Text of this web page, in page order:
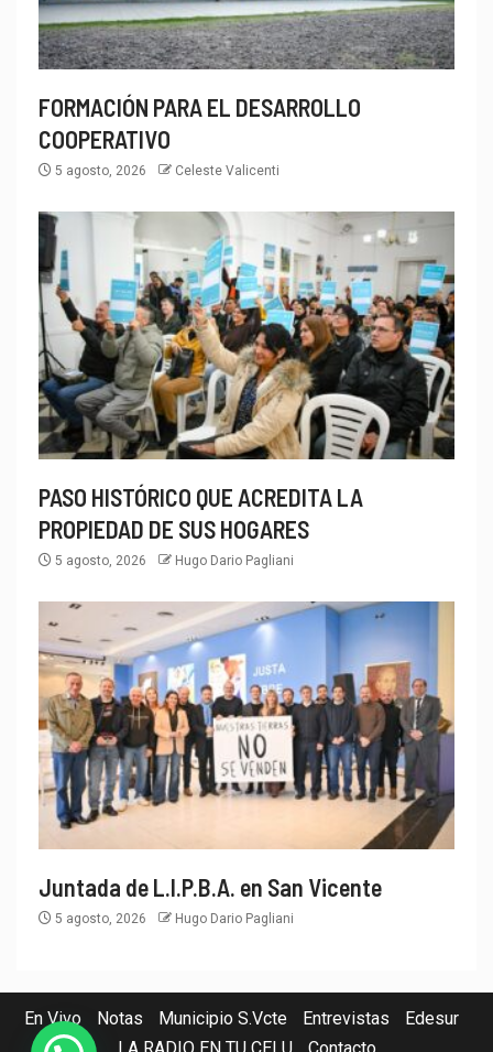
FORMACIÓN PARA EL DESARROLLO
COOPERATIVO
5 agosto, 2026 Celeste Valicenti
PASO HISTÓRICO QUE ACREDITA LA
PROPIEDAD DE SUS HOGARES
5 agosto, 2026 Hugo Dario Pagliani
Juntada de L.I.P.B.A. en San Vicente
5 agosto, 2026 Hugo Dario Pagliani
En Vivo Notas Municipio S.Vcte Entrevistas
Edesur